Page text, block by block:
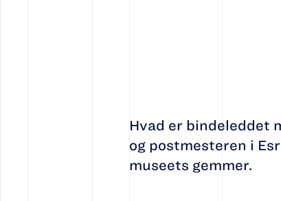
Hvad er bindeleddet
og postmesteren i
museets gemmer.